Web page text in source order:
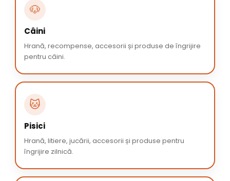
🐶
Câini
Hrană, recompense, accesorii și produse de îngrijire
pentru câini.
🐱
Pisici
Hrană, litiere, jucării, accesorii și produse pentru
îngrijire zilnică.